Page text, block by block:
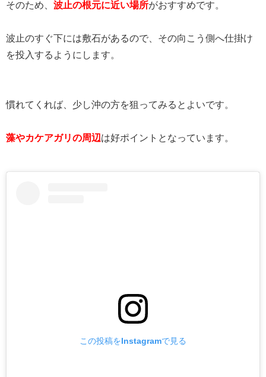
そのため、 波止の根元に近い場所がおすすめです。
波止のすぐ下には敷石があるので、その向こう側へ仕掛け
を投入するようにします。
慣れてくれば、少し沖の方を狙ってみるとよいです。
藻やカケアガリの周辺 は好ポイントとなっています。
この投稿をInstagramで見る